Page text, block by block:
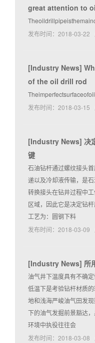
great attention to
发布时间：2018-03-22
[Industry News]
of the oil drill rod
发布时间：2018-03-15
[Industry News] 决
键
石油钻杆通过螺纹接头
递以及冷却液传输，是
转换接头在钻井过程中
区域，因此它是决定钻
工艺为：圆钢下料
发布时间：2018-03-09
[Industry News] 所
油气井下温度具有不确
低温下是考验钻杆材质
地和浅海严峻油气田发
下的油气发掘前景豁达
环境中执役往往会
发布时间：2018-03-08